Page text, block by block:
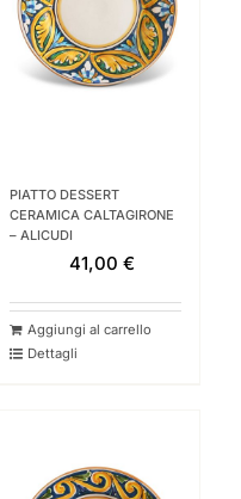
PIATTO DESSERT
CERAMICA CALTAGIRONE
– ALICUDI
41,00€
Aggiungi al carrello
Dettagli